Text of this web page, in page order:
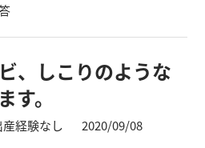
、しこりのような
す。
産経験なし 2020/09/08